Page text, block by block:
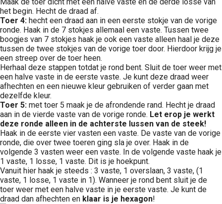
het begin. Hecht de draad af.
Toer 4: hecht een draad aan in een eerste stokje van de vorige
ronde. Haak in de 7 stokjes allemaal een vaste. Tussen twee
boogjes van 7 stokjes haak je ook een vaste alleen haal je deze
tussen de twee stokjes van de vorige toer door. Hierdoor krijg je
een streep over de toer heen.
Herhaal deze stappen totdat je rond bent. Sluit de toer weer met
een halve vaste in de eerste vaste. Je kunt deze draad weer
afhechten en een nieuwe kleur gebruiken of verder gaan met
dezelfde kleur.
Toer 5: met toer 5 maak je de afrondende rand. Hecht je draad
aan in de vierde vaste van de vorige ronde. Let erop je werkt
deze ronde alleen in de achterste lussen van de steek!
Haak in de eerste vier vasten een vaste. De vaste van de vorige
ronde, die over twee toeren ging sla je over. Haak in de
volgende 3 vasten weer een vaste. In de volgende vaste haak je
1 vaste, 1 losse, 1 vaste. Dit is je hoekpunt.
Vanuit hier haak je steeds : 3 vaste, 1 overslaan, 3 vaste, (1
vaste, 1 losse, 1 vaste in 1). Wanneer je rond bent sluit je de
toer weer met een halve vaste in je eerste vaste. Je kunt de
draad dan afhechten en klaar is je hexagon!